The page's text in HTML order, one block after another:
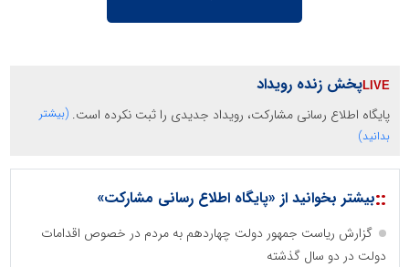
پخش زنده رویداد
پایگاه اطلاع رسانی مشارکت، رویداد جدیدی را ثبت نکرده است. (بیشتر
بدانید)
::بیشتر بخوانید از «پایگاه اطلاع رسانی مشارکت»
گزارش ریاست جمهور دولت چهاردهم به مردم در خصوص اقدامات
دولت در دو سال گذشته